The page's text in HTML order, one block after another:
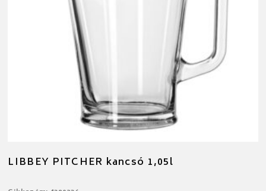
LIBBEY PITCHER kancsó 1,05l